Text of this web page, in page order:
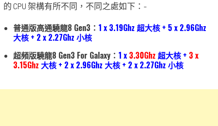
的 CPU 架構有所不同，不同之處如下：-
普通版高通驍龍8 Gen3： 1 x 3.19Ghz 超大核 + 5 x 2.96Ghz
大核 + 2 x 2.27Ghz 小核
超頻版驍龍8 Gen3 For Galaxy： 1 x 3.30Ghz 超大核 + 3 x
3.15Ghz 大核 + 2 x 2.96Ghz 大核 + 2 x 2.27Ghz 小核